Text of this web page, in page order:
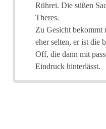
Rührei. Die süßen
Theres.
Zu Gesicht bekommt
eher selten, er ist die
Off, die dann mit
Eindruck hinterlässt.